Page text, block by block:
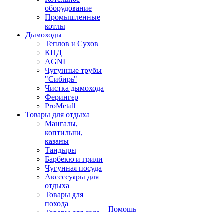
оборудование
Промышленные
котлы
Дымоходы
Теплов и Сухов
КПД
AGNI
Чугунные трубы
"Сибирь"
Чистка дымохода
Ферингер
ProMetall
Товары для отдыха
Мангалы,
коптильни,
казаны
Тандыры
Барбекю и грили
Чугунная посуда
Аксессуары для
отдыха
Товары для
похода
Помощь